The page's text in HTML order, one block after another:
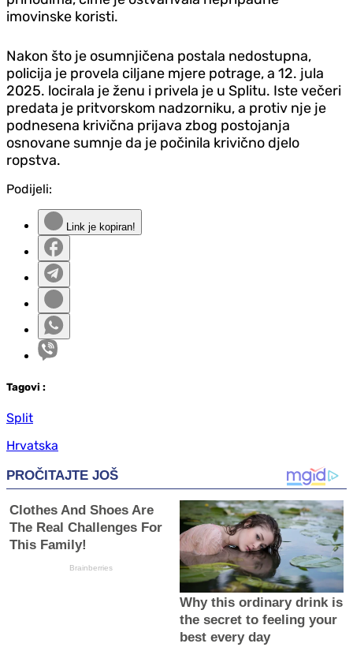
imovinske koristi.
Nakon što je osumnjičena postala nedostupna,
policija je provela ciljane mjere potrage, a 12. jula
2025. locirala je ženu i privela je u Splitu. Iste večeri
predata je pritvorskom nadzorniku, a protiv nje je
podnesena krivična prijava zbog postojanja
osnovane sumnje da je počinila krivično djelo
ropstva.
Podijeli:
Link je kopiran!
Tagovi :
Split
Hrvatska